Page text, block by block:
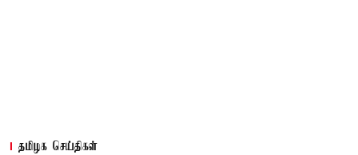
தமிழக செய்திகள்